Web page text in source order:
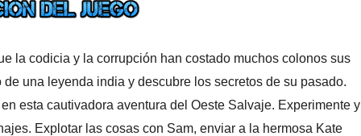
la codicia y la corrupción han costado muchos colonos sus
una leyenda india y descubre los secretos de su pasado.
esta cautivadora aventura del Oeste Salvaje. Experimente y
Explotar las cosas con Sam, enviar a la hermosa Kate